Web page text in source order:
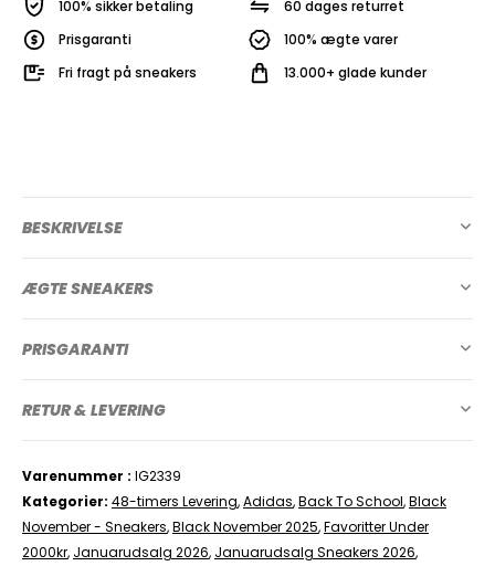
100% sikker betaling
Prisgaranti
Fri fragt på sneakers
60 dages returret
100% ægte varer
13.000+ glade kunder
BESKRIVELSE
ÆGTE SNEAKERS
PRISGARANTI
RETUR & LEVERING
Varenummer
IG2339
Kategorier 48-timers Levering,Adidas,Back To School,Black
November - Sneakers,Black November 2025,Favoritter Under
2000kr, Januarudsalg 2026, Januarudsalg Sneakers 2026,